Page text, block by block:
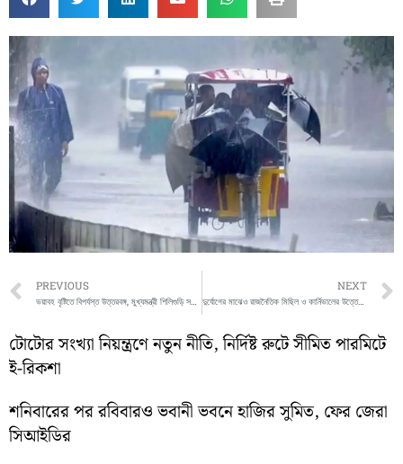
Prev
PREVIOUS
ভয়াবহ বৃষ্টিতে বিপর্যস্ত উত্তরবঙ্গ, মুখ্যমন্ত্রী শিলিগুড়ি সফরে
NEXT
দুর্যোগের মাঝেও রাজনৈতিক মিছিল ও কার্নিভালের উত্তেজনা, কলকাতায় টানাপোড়েন
টোটোর সংখ্যা নিয়ন্ত্রণে নতুন নীতি, নির্দিষ্ট রুটে সীমিত পারমিটে
ই-রিকশা
শনিবারের পর রবিবারও ভবানী ভবনে হাজির সুমিত, ফের জেরা
সিআইডির